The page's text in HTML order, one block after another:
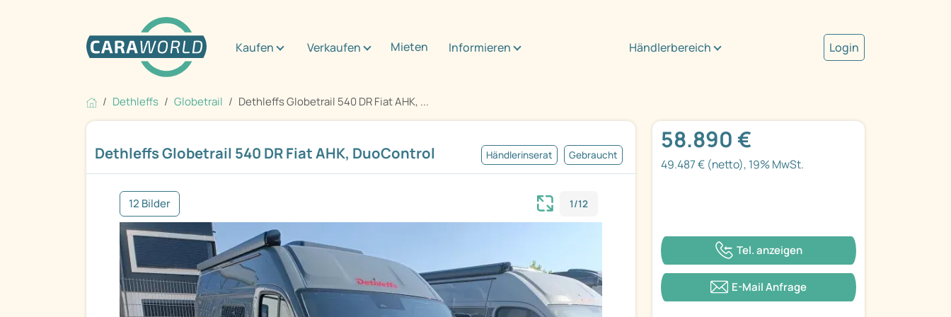
Kaufen Verkaufen Mieten Informieren Händlerbereich Login
Dethleffs Globetrail Dethleffs Globetrail 540 DR Fiat AHK, ...
Dethleffs Globetrail 540 DR Fiat AHK, DuoControl Händlerinserat Gebraucht
12 Bilder 1/12
58.890 €
49.487 € (netto), 19% MwSt.
Tel. anzeigen
E-Mail Anfrage